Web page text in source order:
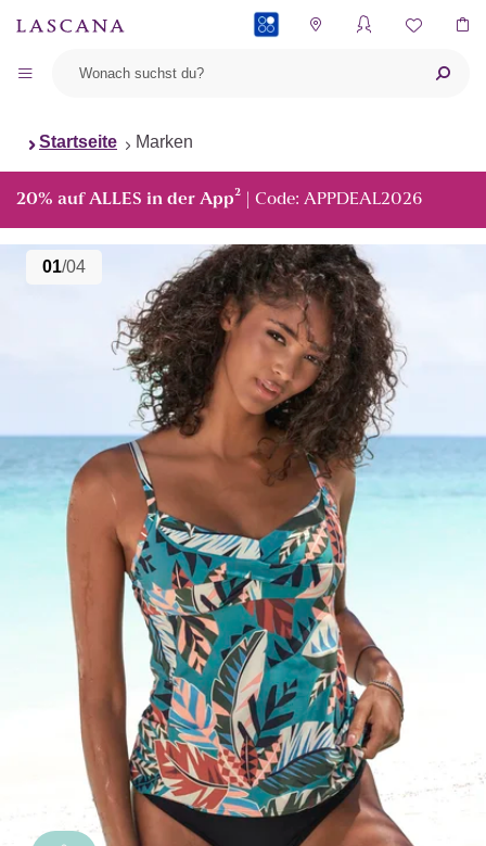
Startseite Marken
20% auf ALLES in der App² | Code: APPDEAL2026
01/04